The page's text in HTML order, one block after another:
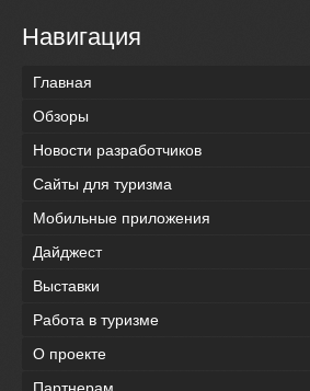
Навигация
Главная
Обзоры
Новости разработчиков
Сайты для туризма
Мобильные приложения
Дайджест
Выставки
Работа в туризме
О проекте